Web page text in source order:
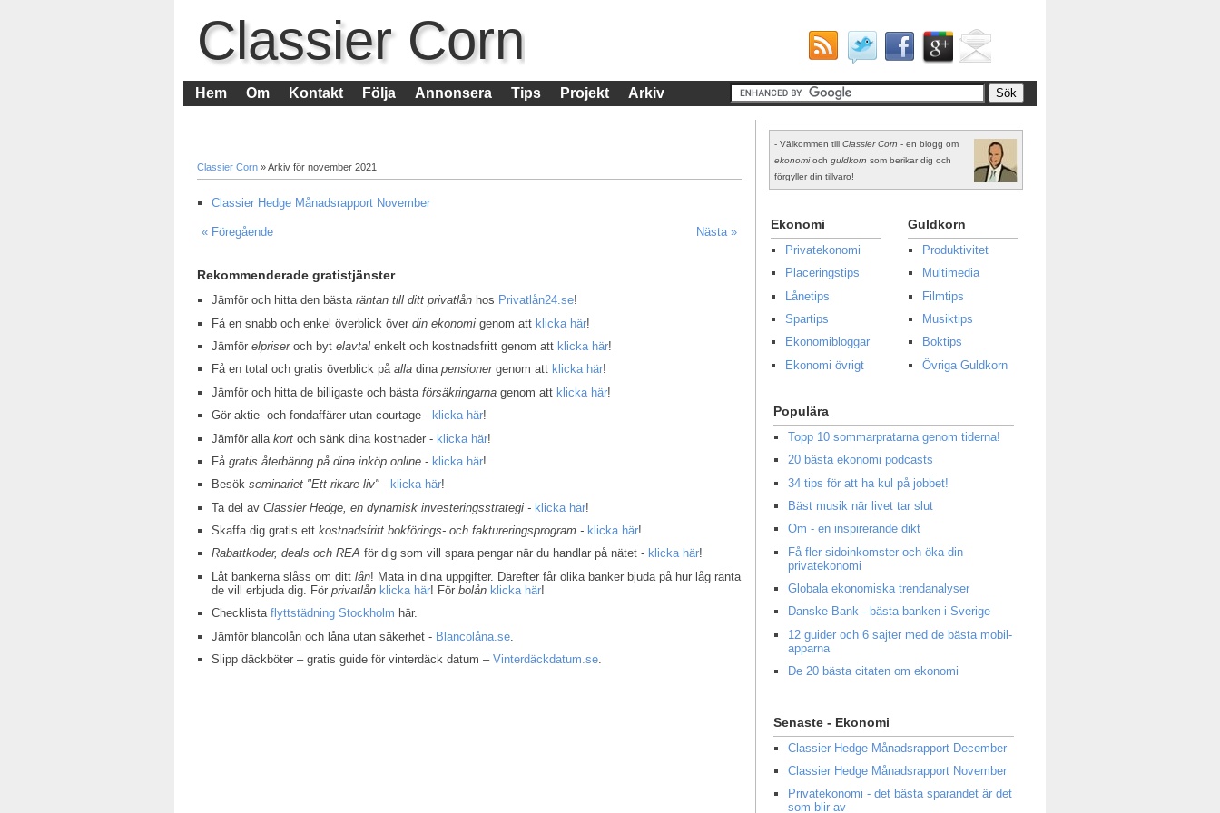
Classier Corn
Hem Om Kontakt Följa Annonsera Tips Projekt Arkiv
Classier Corn » Arkiv för november 2021
Classier Hedge Månadsrapport November
« Föregående Nästa »
Rekommenderade gratistjänster
Jämför och hitta den bästaräntan till ditt privatlån hos Privatlån24.se!
Få en snabb och enkel överblick överdin ekonomi genom att klicka här!
Jämförelpriseroch bytelavtal enkelt och kostnadsfritt genom att klicka här!
Få en total och gratis överblick påalla dinapensionergenom att klicka här!
Jämför och hitta de billigaste och bästaförsäkringarna genom att klicka här!
Gör aktie- och fondaffärer utan courtage - klicka här!
Jämför allakort och sänk dina kostnader - klicka här!
Fågratis återbäring på dina inköp online - klicka här!
Besökseminariet "Ett rikare liv" - klicka här!
Ta del avClassier Hedge, en dynamisk investeringsstrategi - klicka här!
Skaffa dig gratis ettkostnadsfritt bokförings- och faktureringsprogram - klicka här!
Rabattkoder, deals och REA för dig som vill spara pengar när du handlar på nätet - klicka här!
Låt bankerna slåss om dittlån! Mata in dina uppgifter. Därefter får olika banker bjuda på hur låg ränta
de vill erbjuda dig. Förprivatlån klicka här! Förbolån klicka här!
Checklistaflyttstädning Stockholm här.
Jämför blancolån och låna utan säkerhet - Blancolåna.se
Slipp däckböter – gratis guide för vinterdäck datum –Vinterdäckdatum.se
- Välkommen till Classier Corn - en blogg om
ekonomioch guldkorn som berikar dig och
förgyller din tillvaro!
Ekonomi
Privatekonomi
Placeringstips
Lånetips
Spartips
Ekonomibloggar
Ekonomi övrigt
Guldkorn
Produktivitet
Multimedia
Filmtips
Musiktips
Boktips
Övriga Guldkorn
Populära
Topp 10 sommarpratarna genom tiderna!
20 bästa ekonomi podcasts
34 tips för att ha kul på jobbet!
Bäst musik när livet tar slut
Om - en inspirerande dikt
Få fler sidoinkomster och öka din
privatekonomi
Globala ekonomiska trendanalyser
Danske Bank - bästa banken i Sverige
12 guider och 6 sajter med de bästa mobil-
apparna
De 20 bästa citaten om ekonomi
Senaste - Ekonomi
Classier Hedge Månadsrapport December
Classier Hedge Månadsrapport November
Privatekonomi - det bästa sparandet är det
som blir av